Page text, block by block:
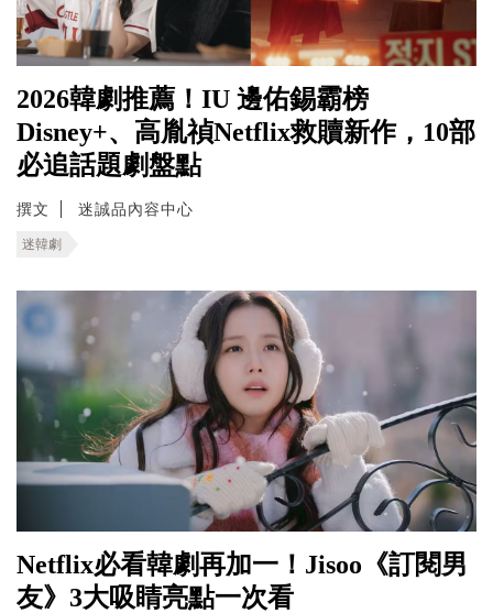
2026韓劇推薦！IU 邊佑錫霸榜
Disney+、高胤禎Netflix救贖新作，10部
必追話題劇盤點
撰文 迷誠品內容中心
迷韓劇
Netflix必看韓劇再加一！Jisoo《訂閱男
友》3大吸睛亮點一次看